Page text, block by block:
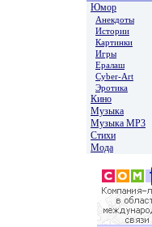
Юмор
Анекдоты
Истории
Картинки
Игры
Ералаш
Cyber-Art
Эротика
Кино
Музыка
Музыка MP3
Стихи
Мода